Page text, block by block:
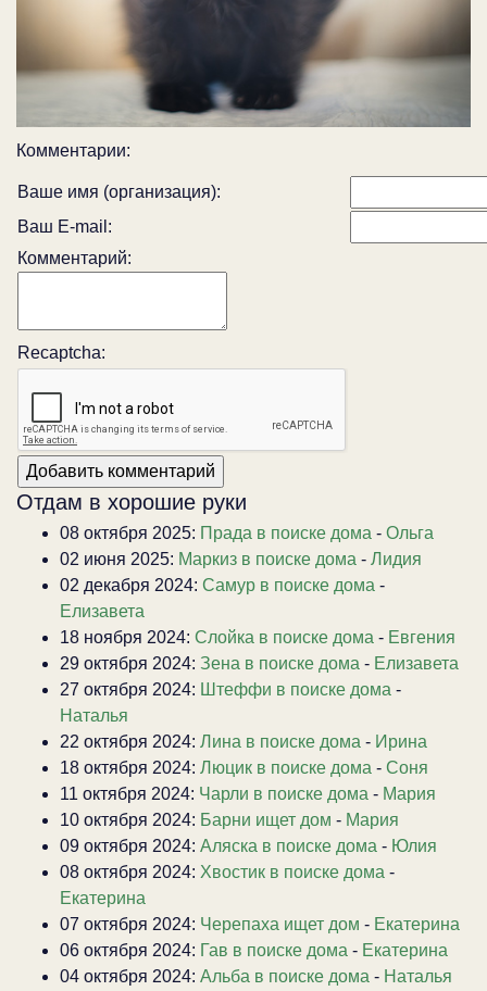
Комментарии:
Ваше имя (организация):
Ваш E-mail:
Комментарий:
Recaptcha:
Отдам в хорошие руки
08 октября 2025: Прада в поиске дома - Ольга
02 июня 2025: Маркиз в поиске дома - Лидия
02 декабря 2024: Самур в поиске дома -
Елизавета
18 ноября 2024: Слойка в поиске дома - Евгения
29 октября 2024: Зена в поиске дома - Елизавета
27 октября 2024: Штеффи в поиске дома -
Наталья
22 октября 2024: Лина в поиске дома - Ирина
18 октября 2024: Люцик в поиске дома - Соня
11 октября 2024: Чарли в поиске дома - Мария
10 октября 2024: Барни ищет дом - Мария
09 октября 2024: Аляска в поиске дома - Юлия
08 октября 2024: Хвостик в поиске дома -
Екатерина
07 октября 2024: Черепаха ищет дом - Екатерина
06 октября 2024: Гав в поиске дома - Екатерина
04 октября 2024: Альба в поиске дома - Наталья